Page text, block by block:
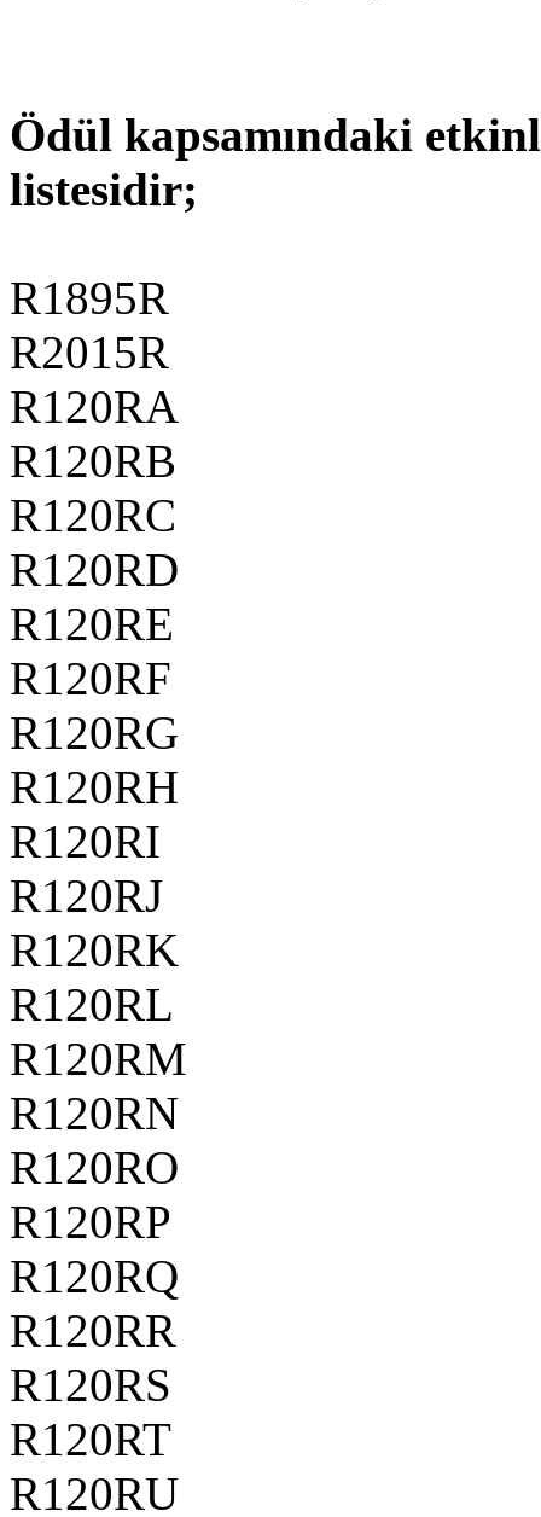
Ödül kapsamındaki
listesidir;
R1895R
R2015R
R120RA
R120RB
R120RC
R120RD
R120RE
R120RF
R120RG
R120RH
R120RI
R120RJ
R120RK
R120RL
R120RM
R120RN
R120RO
R120RP
R120RQ
R120RR
R120RS
R120RT
R120RU